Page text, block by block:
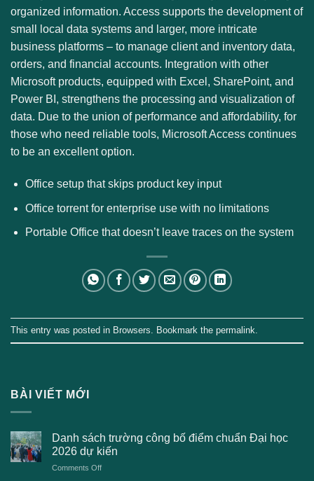
BÀI VIẾT MỚI
Danh sách trường công bố điểm chuẩn Đại học
2026 dự kiến
Comments Offon
organized information. Access supports the development of
small local data systems and larger, more intricate
business platforms – to manage client and inventory data,
orders, and financial accounts. Integration with other
Microsoft products, equipped with Excel, SharePoint, and
Power BI, strengthens the processing and visualization of
data. Due to the union of performance and affordability, for
those who need reliable tools, Microsoft Access continues
to be an excellent option.
Office setup that skips product key input
Office torrent for enterprise use with no limitations
Portable Office that doesn’t leave traces on the system
This entry was posted in Browsers . Bookmark the permalink